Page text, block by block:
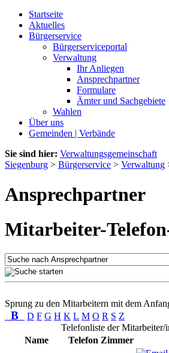
Startseite
Aktuelles
Bürgerservice
Bürgerserviceportal
Verwaltung
Ihr Anliegen
Ansprechpartner
Formulare
Ämter und Sachgebiete
Wahlen
Über uns
Gemeinden | Verbände
Sie sind hier: Verwaltungsgemeinschaft
Siegenburg > Bürgerservice > Verwaltung
Ansprechpartner
Mitarbeiter-
Sprung zu den Mitarbeitern mit dem
B D F G H K L M O R S Z
Telefonliste der Mitarbeiter/
Name
Telefon Zimmer